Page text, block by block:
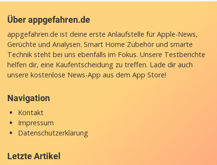
Über appgefahren.de
appgefahren.de ist deine erste Anlaufstelle für Apple-News,
Gerüchte und Analysen. Smart Home Zubehör und smarte
Technik steht bei uns ebenfalls im Fokus. Unsere Testberichte
helfen dir, eine Kaufentscheidung zu treffen. Lade dir auch
unsere kostenlose News-App aus dem App Store!
Navigation
Kontakt
Impressum
Datenschutzerklärung
Letzte Artikel